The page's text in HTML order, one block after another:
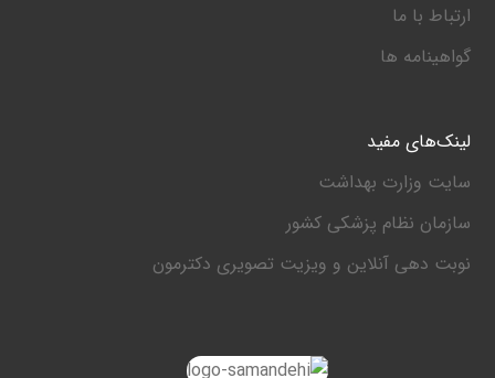
ارتباط با ما
گواهینامه ها
لینک‌های مفید
سایت وزارت بهداشت
سازمان نظام پزشکی کشور
نوبت دهی آنلاین و ویزیت تصویری دکترمون